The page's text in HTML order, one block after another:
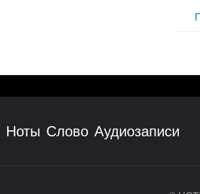
Ноты Слово Аудиозаписи